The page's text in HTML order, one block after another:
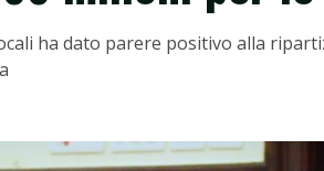
ha dato parere positivo alla